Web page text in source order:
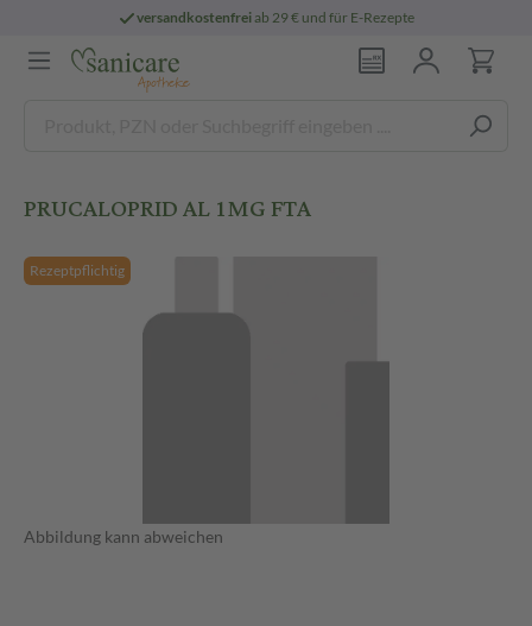
versandkostenfreiab 29 € und für E-Rezepte
PRUCALOPRID AL 1MG FTA
Rezeptpflichtig
Abbildung kann abweichen